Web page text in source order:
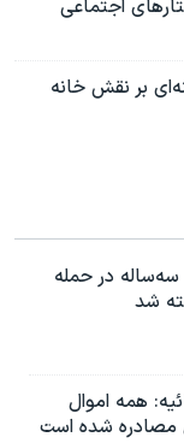
اجتماعی
بر نقش خانه
در حمله
شد
همه اموال
شده است